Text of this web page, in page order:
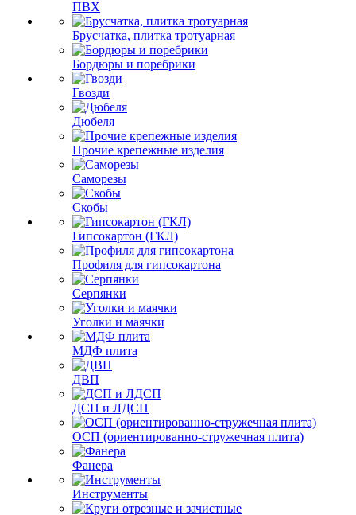
ПВХ
Брусчатка, плитка тротуарная
Бордюры и поребрики
Гвозди
Дюбеля
Прочие крепежные изделия
Саморезы
Скобы
Гипсокартон (ГКЛ)
Профиля для гипсокартона
Серпянки
Уголки и маячки
МДФ плита
ДВП
ДСП и ЛДСП
ОСП (ориентированно-стружечная плита)
Фанера
Инструменты